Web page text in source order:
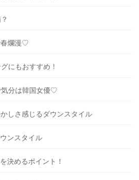
春爛漫♡
にもおすすめ！
気分は韓国女優♡
しさ感じるダウンスタイル
ンスタイル
決めるポイント！